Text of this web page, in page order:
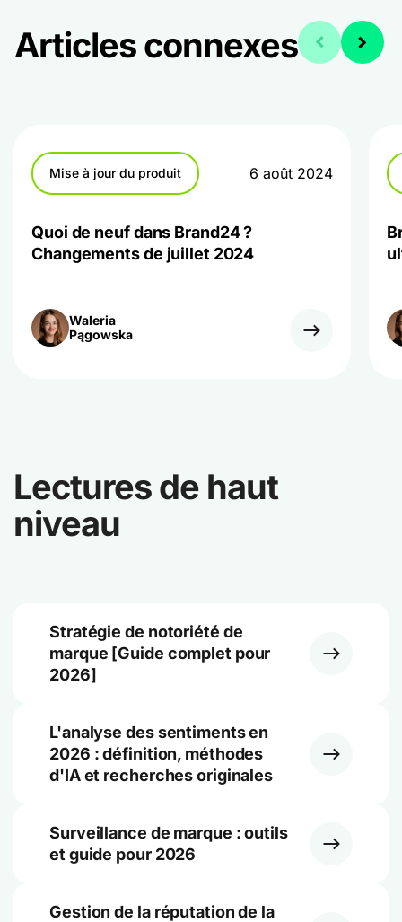
Articles connexes
Mise à jour du produit 6 août 2024
Quoi de neuf dans Brand24 ?
Changements de juillet 2024
Waleria
Pągowska
Lectures de haut
niveau
Stratégie de notoriété de
marque [Guide complet pour
2026]
L'analyse des sentiments en
2026 : définition, méthodes
d'IA et recherches originales
Surveillance de marque : outils
et guide pour 2026
Gestion de la réputation de la